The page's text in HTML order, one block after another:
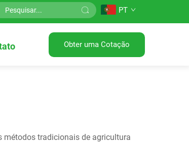
PT
Obter uma Cotação
métodos tradicionais de agricultura